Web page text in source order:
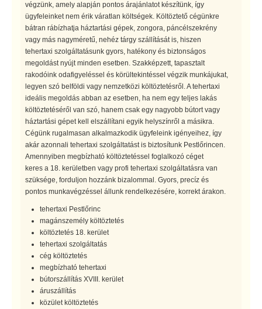
végzünk, amely alapján pontos árajánlatot készítünk, így
ügyfeleinket nem érik váratlan költségek. Költöztető cégünkre
bátran rábízhatja háztartási gépek, zongora, páncélszekrény
vagy más nagyméretű, nehéz tárgy szállítását is, hiszen
tehertaxi szolgáltatásunk gyors, hatékony és biztonságos
megoldást nyújt minden esetben. Szakképzett, tapasztalt
rakodóink odafigyeléssel és körültekintéssel végzik munkájukat,
legyen szó belföldi vagy nemzetközi költöztetésről. A tehertaxi
ideális megoldás abban az esetben, ha nem egy teljes lakás
költöztetéséről van szó, hanem csak egy nagyobb bútort vagy
háztartási gépet kell elszállítani egyik helyszínről a másikra.
Cégünk rugalmasan alkalmazkodik ügyfeleink igényeihez, így
akár azonnali tehertaxi szolgáltatást is biztosítunk Pestlőrincen.
Amennyiben megbízható költöztetéssel foglalkozó céget
keres a 18. kerületben vagy profi tehertaxi szolgáltatásra van
szüksége, forduljon hozzánk bizalommal. Gyors, precíz és
pontos munkavégzéssel állunk rendelkezésére, korrekt árakon.
tehertaxi Pestlőrinc
magánszemély költöztetés
költöztetés 18. kerület
tehertaxi szolgáltatás
cég költöztetés
megbízható tehertaxi
bútorszállítás XVIII. kerület
áruszállítás
közület költöztetés